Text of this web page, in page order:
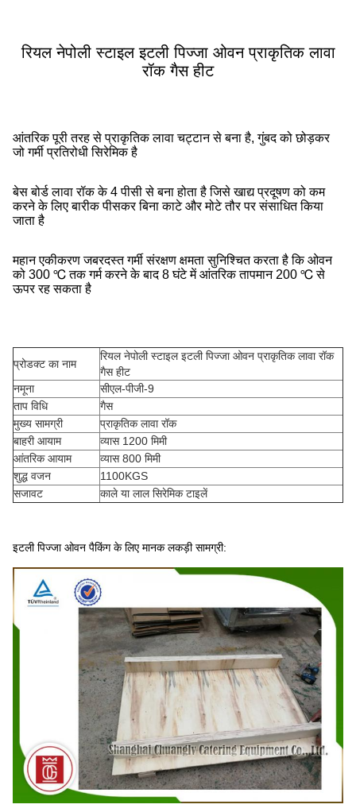
रियल नेपोली स्टाइल इटली पिज्जा ओवन प्राकृतिक लावा
रॉक गैस हीट
आंतरिक पूरी तरह से प्राकृतिक लावा चट्टान से बना है, गुंबद को छोड़कर
जो गर्मी प्रतिरोधी सिरेमिक है
बेस बोर्ड लावा रॉक के 4 पीसी से बना होता है जिसे खाद्य प्रदूषण को कम
करने के लिए बारीक पीसकर बिना काटे और मोटे तौर पर संसाधित किया
जाता है
महान एकीकरण जबरदस्त गर्मी संरक्षण क्षमता सुनिश्चित करता है कि ओवन
को 300 ℃ तक गर्म करने के बाद 8 घंटे में आंतरिक तापमान 200 ℃ से
ऊपर रह सकता है
प्रोडक्ट का नाम
रियल नेपोली स्टाइल इटली पिज्जा ओवन प्राकृतिक लावा रॉक
गैस हीट
नमूना
सीएल-पीजी-9
ताप विधि
गैस
मुख्य सामग्री
प्राकृतिक लावा रॉक
बाहरी आयाम
व्यास 1200 मिमी
आंतरिक आयाम
व्यास 800 मिमी
शुद्ध वजन
1100KGS
सजावट
काले या लाल सिरेमिक टाइलें
इटली पिज्जा ओवन पैकिंग के लिए मानक लकड़ी सामग्री: